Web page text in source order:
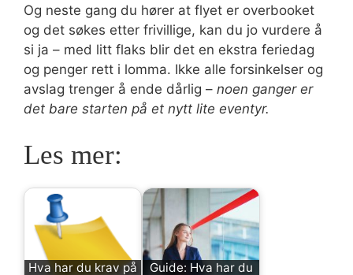
Og neste gang du hører at flyet er overbooket
og det søkes etter frivillige, kan du jo vurdere å
si ja – med litt flaks blir det en ekstra feriedag
og penger rett i lomma. Ikke alle forsinkelser og
avslag trenger å ende dårlig – noen ganger er
det bare starten på et nytt lite eventyr.
Les mer:
Hva har du krav på
Guide: Hva har du